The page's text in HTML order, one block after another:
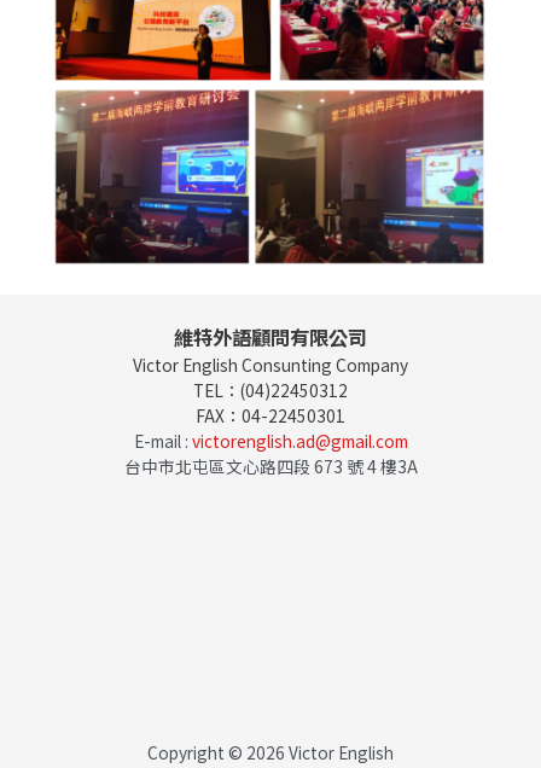
維特外語顧問有限公司
Victor English Consunting Company
TEL：(04)22450312
FAX：04-22450301
E-mail : victorenglish.ad@gmail.com
台中市北屯區文心路四段 673 號 4 樓3A
Copyright © 2026 Victor English